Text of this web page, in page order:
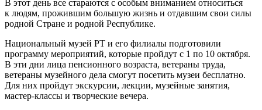
В этот день все стараются с особым вниманием относиться
к людям, прожившим большую жизнь и отдавшим свои силы
родной Стране и родной Республике.
Национальный музей РТ и его филиалы подготовили
программу мероприятий, которые пройдут с 1 по 10 октября.
В эти дни лица пенсионного возраста, ветераны труда,
ветераны музейного дела смогут посетить музеи бесплатно.
Для них пройдут экскурсии, лекции, музейные занятия,
мастер-классы и творческие вечера.